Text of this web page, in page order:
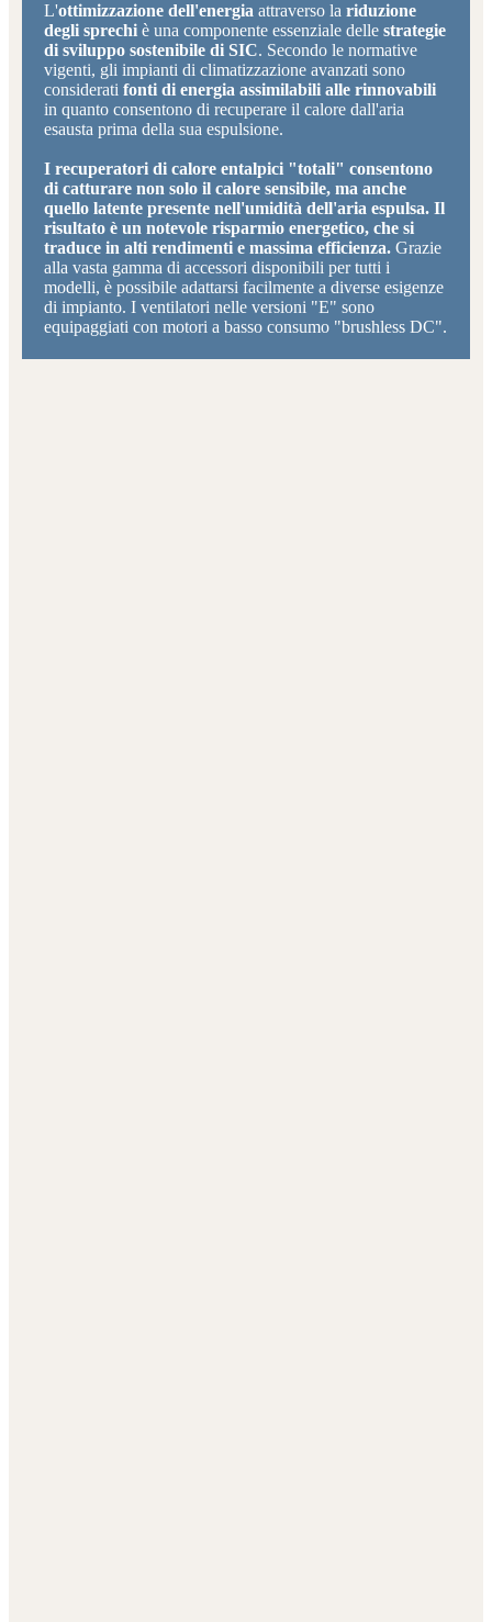
L'ottimizzazione dell'energia attraverso lariduzione
degli sprechi è una componente essenziale dellestrategie
di sviluppo sostenibile di SIC. Secondo le normative
vigenti, gli impianti di climatizzazione avanzati sono
consideratifonti di energia assimilabili alle rinnovabili
in quanto consentono di recuperare il calore dall'aria
esausta prima della sua espulsione.
I recuperatori di calore entalpici "totali" consentono
di catturare non solo il calore sensibile, ma anche
quello latente presente nell'umidità dell'aria espulsa. Il
risultato è un notevole risparmio energetico, che si
traduce in alti rendimenti e massima efficienza. Grazie
alla vasta gamma di accessori disponibili per tutti i
modelli, è possibile adattarsi facilmente a diverse esigenze
di impianto. I ventilatori nelle versioni "E" sono
equipaggiati con motori a basso consumo "brushless DC".